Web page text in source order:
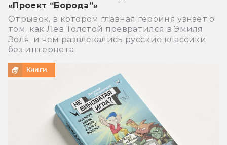
«Проект “Борода”»
Отрывок, в котором главная героиня узнаёт о
том, как Лев Толстой превратился в Эмиля
Золя, и чем развлекались русские классики
без интернета
Книги